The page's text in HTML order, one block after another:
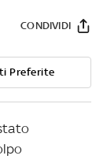
Preferite
CONDIVIDI